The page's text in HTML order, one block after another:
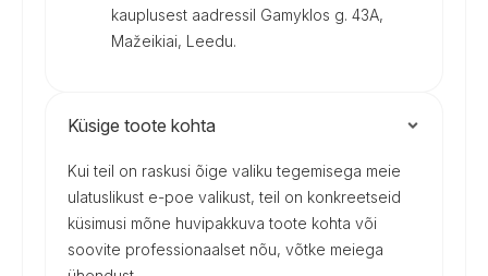
kauplusest aadressil Gamyklos g. 43A,
Mažeikiai, Leedu.
Küsige toote kohta
Kui teil on raskusi õige valiku tegemisega meie
ulatuslikust e-poe valikust, teil on konkreetseid
küsimusi mõne huvipakkuva toote kohta või
soovite professionaalset nõu, võtke meiega